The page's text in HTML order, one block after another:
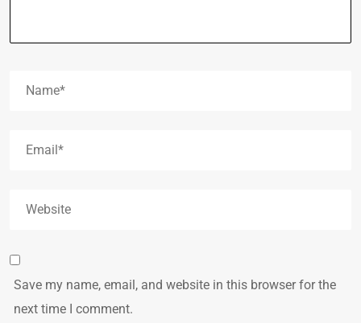
Save my name, email, and website in this browser for the
next time I comment.